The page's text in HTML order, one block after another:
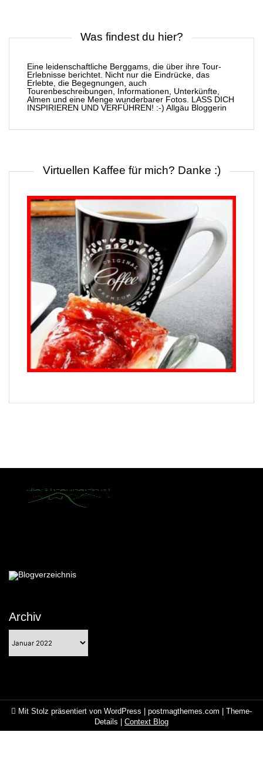
Was findest du hier?
Eine leidenschaftliche Berggams, die über ihre Tour-
Erlebnisse berichtet. Nicht nur die Eindrücke, das
Erlebte, die Begegnungen, auch
Tourenbeschreibungen, Informationen, Unterkünfte,
Almen und eine Menge wunderbarer Fotos. LASS DICH
INSPIRIEREN UND VERFÜHREN! :-) Allgäu Bloggerin
Virtuellen Kaffee für mich? Danke :)
Archiv
Mit Stolz präsentiert von WordPress postmagthemes.com
Theme-
Details
Context Blog